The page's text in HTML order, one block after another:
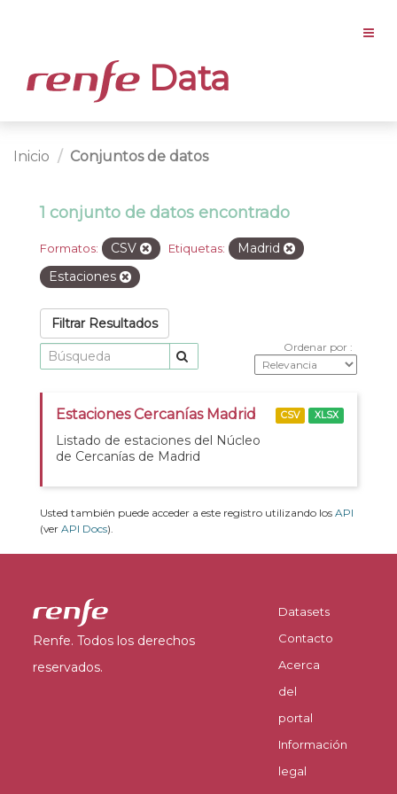
Data
Inicio Conjuntos de datos
1 conjunto de datos encontrado
Formatos: CSV Etiquetas:
Madrid
Estaciones
Filtrar Resultados
Ordenar por
Estaciones Cercanías Madrid
Listado de estaciones del Núcleo
de Cercanías de Madrid
CSV XLSX
Usted también puede acceder a este registro utilizando los API
(ver API Docs).
Renfe. Todos los derechos
reservados.
Datasets
Contacto
Acerca
del
portal
Información
legal